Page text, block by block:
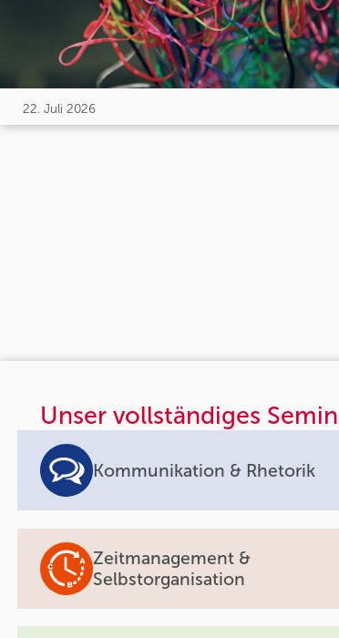
22. Juli 2026
Unser vollständiges
Kommunikation & Rhetorik
Zeitmanagement &
Selbstorganisation